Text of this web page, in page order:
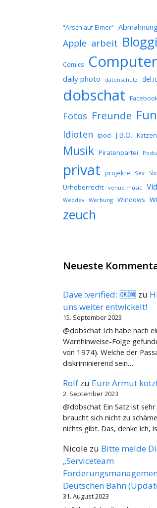
"Arsch auf Eimer"
Apple arbeit
Comics
daily photo datenschutz
dobschat
Fotos Freunde Fun
Idioten ipod J.B.O. Katzen
Musik Piratenpartei
privat projekte Sex
Urheberrecht venue music
Webdev Werbung Windows
zeuch
Neueste
Dave :verified: 🆗🆒 zu
uns weiter entwickelt!
15. September 2023
@dobschat Ich habe nach
Warnhinweise-Folge
von 1974). Welche der
diskriminierend sein…
Rolf zu Eure Armut
2. September 2023
@dobschat Ein Satz ist
braucht sich nicht zu
nichts gibt. Das, denke ich,
Nicole zu Bitte melde
„Serviceteam
Deutschen Bahn
31. August 2023